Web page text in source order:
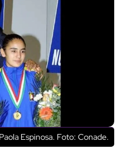
Espinosa. Foto: Conade.